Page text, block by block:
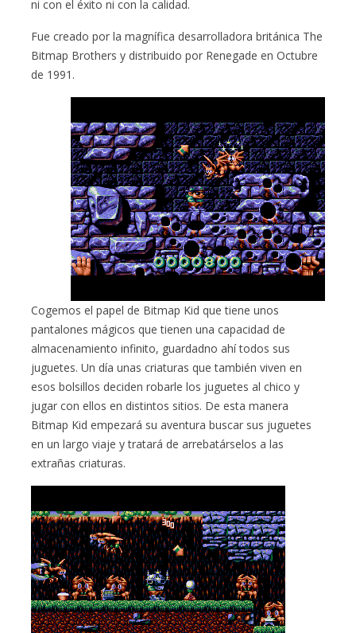
ni con el éxito ni con la calidad.
Fue creado por la magnífica desarrolladora británica The
Bitmap Brothers y distribuido por Renegade en Octubre
de 1991.
Cogemos el papel de Bitmap Kid que tiene unos
pantalones mágicos que tienen una capacidad de
almacenamiento infinito, guardadno ahí todos sus
juguetes. Un día unas criaturas que también viven en
esos bolsillos deciden robarle los juguetes al chico y
jugar con ellos en distintos sitios. De esta manera
Bitmap Kid empezará su aventura buscar sus juguetes
en un largo viaje y tratará de arrebatárselos a las
extrañas criaturas.